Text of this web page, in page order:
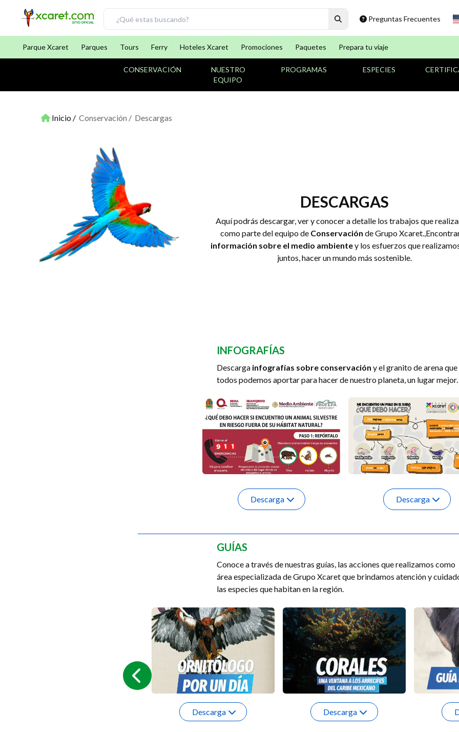
Preguntas Frecuentes
Parque Xcaret Parques Tours Ferry Hoteles Xcaret Promociones Paquetes Prepara tu viaje
CONSERVACIÓN
NUESTRO
EQUIPO
PROGRAMAS ESPECIES
Inicio Conservación Descargas
DESCARGAS
Aquí podrás descargar, ver y conocer a detalle los trabajos que
como parte del equipo de Conservación de Grupo
información sobre el medio ambientey los esfuerzos que
juntos, hacer un mundo más sostenible.
INFOGRAFÍAS
Descarga infografías sobre conservación y el granito de arena que
todos podemos aportar para hacer de nuestro planeta, un lugar mejor.
Descarga Descarga
GUÍAS
Conoce a través de nuestras guías, las acciones que realizamos como
área especializada de Grupo Xcaret que brindamos atención y
las especies que habitan en la región.
Descarga Descarga